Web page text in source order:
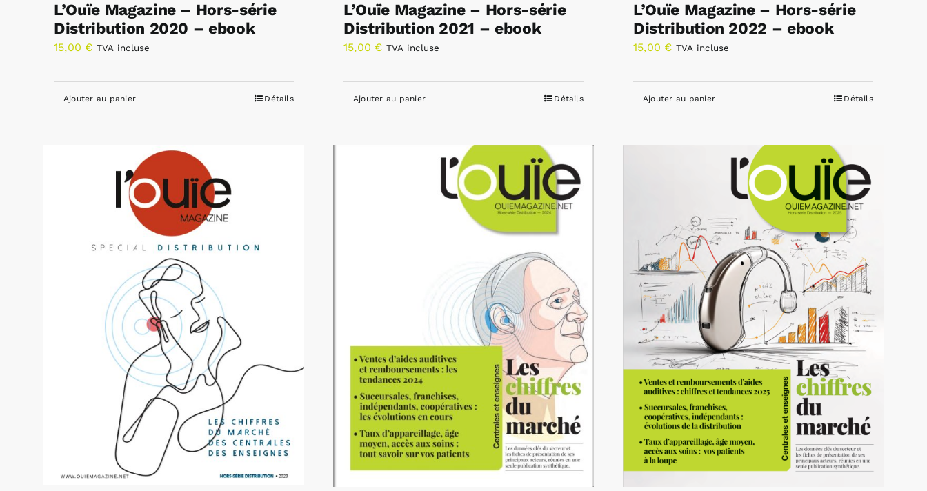
L’Ouïe Magazine – Hors-série
Distribution 2020 – ebook
15,00 € TVA incluse
Ajouter au panier Détails
L’Ouïe Magazine – Hors-série
Distribution 2021 – ebook
15,00 € TVA incluse
Ajouter au panier Détails
L’Ouïe Magazine – Hors-série
Distribution 2022 – ebook
15,00 € TVA incluse
Ajouter au panier Détails